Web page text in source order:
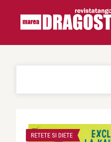
RETETE SI DIETE